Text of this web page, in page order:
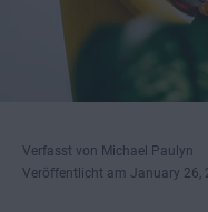
Verfasst von Michael Paulyn
Veröffentlicht am January 26,